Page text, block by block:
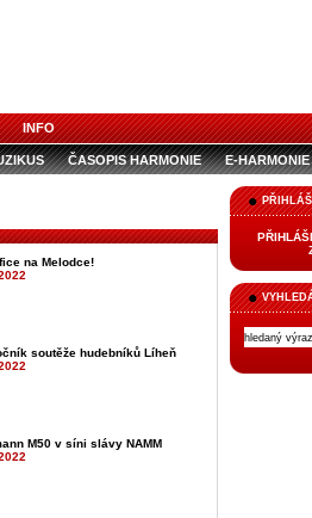
INFO
ČASOPIS HARMONIE E-HARMONIE
na Melodce!
soutěže hudebníků Líheň
M50 v síni slávy NAMM